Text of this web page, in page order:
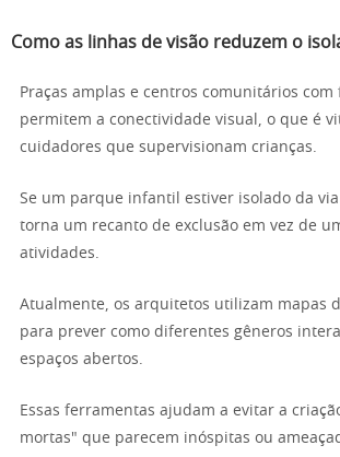
Como as linhas de visão reduzem o
Praças amplas e centros comunitários
permitem a conectividade visual, o que é
cuidadores que supervisionam crianças.
Se um parque infantil estiver isolado da
torna um recanto de exclusão em vez de
atividades.
Atualmente, os arquitetos utilizam mapas
para prever como diferentes gêneros
espaços abertos.
Essas ferramentas ajudam a evitar a
mortas" que parecem inóspitas ou